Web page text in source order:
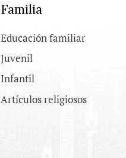
Familia
Educación familiar
Juvenil
Infantil
Artículos religiosos